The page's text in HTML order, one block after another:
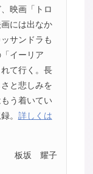
映画「トロ
には出なか
サンドラも
イーリア
て行く。長
と悲しみを
う着いてい
。 詳しくは
板坂 耀子